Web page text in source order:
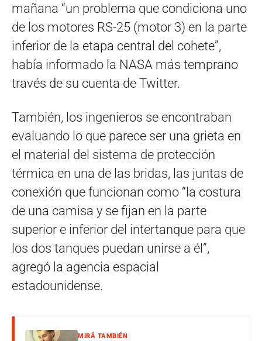
mañana “un problema que condiciona uno
de los motores RS-25 (motor 3) en la parte
inferior de la etapa central del cohete”,
había informado la NASA más temprano
través de su cuenta de Twitter.
También, los ingenieros se encontraban
evaluando lo que parece ser una grieta en
el material del sistema de protección
térmica en una de las bridas, las juntas de
conexión que funcionan como “la costura
de una camisa y se fijan en la parte
superior e inferior del intertanque para que
los dos tanques puedan unirse a él”,
agregó la agencia espacial
estadounidense.
MIRÁ TAMBIÉN